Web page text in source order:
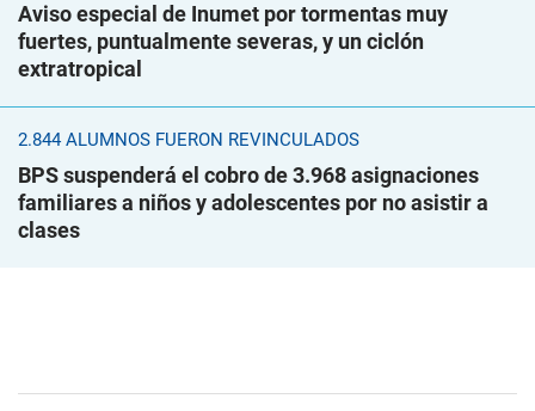
Aviso especial de Inumet por tormentas muy
fuertes, puntualmente severas, y un ciclón
extratropical
2.844 ALUMNOS FUERON REVINCULADOS
BPS suspenderá el cobro de 3.968 asignaciones
familiares a niños y adolescentes por no asistir a
clases